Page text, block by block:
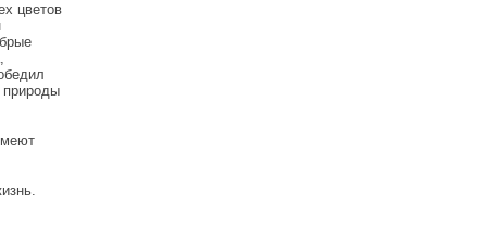
цветов
природы